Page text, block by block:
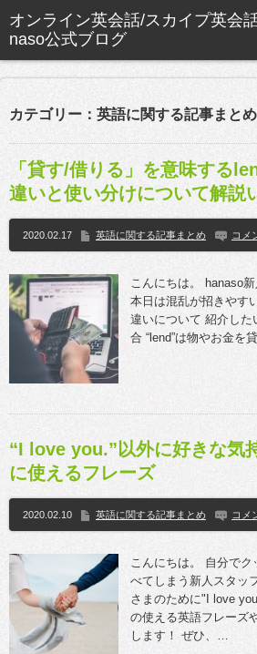
カテゴリー：英語に関する記事まとめ
「貸す/借りる」を意味する
違いと使い分けについて解説
2020.02.17 英語に関する記事まとめ コメ
こんにちは。 hanaso
本日は混乱が招きやすい
違いについて 紹介した
合 “lend”は物やお金を
“I love you.”以外に好きな気
に使えるフレーズ
2020.02.10 英語に関する記事まとめ コメ
こんにちは。 自分で
べてしまう新人スタッ
さまのために"I love
の使える英語フレーズ
します！ ぜひ、…